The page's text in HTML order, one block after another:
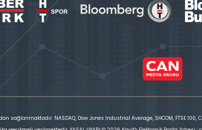
sağlanmaktadır. NASDAQ, Dow Jones Industrial Average, SHCOM, FTSE 100,